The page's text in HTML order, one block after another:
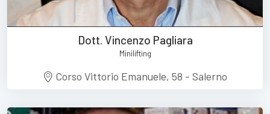
Dott. Vincenzo Pagliara
Minilifting
Corso Vittorio Emanuele, 58 - Salerno